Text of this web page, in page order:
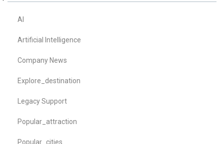
AI
Artificial Intelligence
Company News
Explore_destination
Legacy Support
Popular_attraction
Popular_cities